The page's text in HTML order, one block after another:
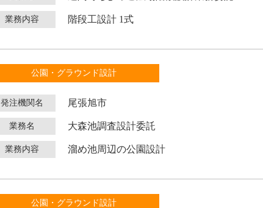
業務内容 階段工設計 1式
公園・グラウンド設計
発注機関名 尾張旭市
業務名 大森池調査設計委託
業務内容 溜め池周辺の公園設計
公園・グラウンド設計